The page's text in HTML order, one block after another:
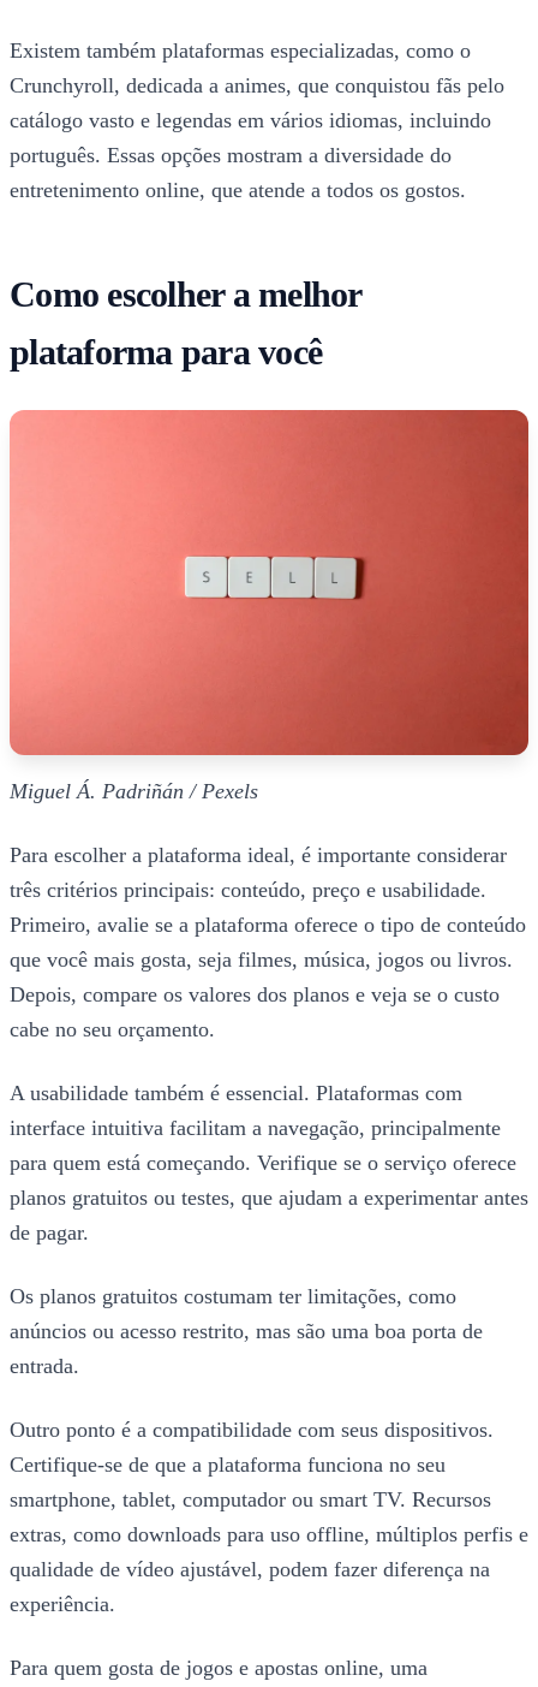
Existem também plataformas especializadas, como o
Crunchyroll, dedicada a animes, que conquistou fãs pelo
catálogo vasto e legendas em vários idiomas, incluindo
português. Essas opções mostram a diversidade do
entretenimento online, que atende a todos os gostos.
Como escolher a melhor
plataforma para você
Miguel Á. Padriñán / Pexels
Para escolher a plataforma ideal, é importante considerar
três critérios principais: conteúdo, preço e usabilidade.
Primeiro, avalie se a plataforma oferece o tipo de conteúdo
que você mais gosta, seja filmes, música, jogos ou livros.
Depois, compare os valores dos planos e veja se o custo
cabe no seu orçamento.
A usabilidade também é essencial. Plataformas com
interface intuitiva facilitam a navegação, principalmente
para quem está começando. Verifique se o serviço oferece
planos gratuitos ou testes, que ajudam a experimentar antes
de pagar.
Os planos gratuitos costumam ter limitações, como
anúncios ou acesso restrito, mas são uma boa porta de
entrada.
Outro ponto é a compatibilidade com seus dispositivos.
Certifique-se de que a plataforma funciona no seu
smartphone, tablet, computador ou smart TV. Recursos
extras, como downloads para uso offline, múltiplos perfis e
qualidade de vídeo ajustável, podem fazer diferença na
experiência.
Para quem gosta de jogos e apostas online, uma